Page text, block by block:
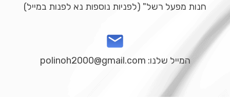
חנות מפעל רשל" (לפניות נוספות נא לפנות במייל)
המייל שלנו: polinoh2000@gmail.com